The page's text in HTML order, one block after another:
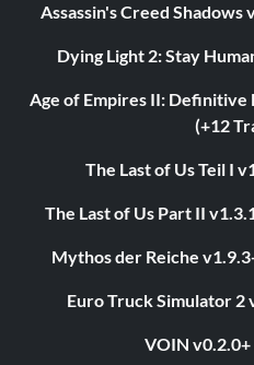
Assassin's Creed
Dying Light 2: Stay
Age of Empires II:
(+12
The Last of Us Teil I
The Last of Us Part II
Mythos der Reiche
Euro Truck Simulator 2
VOIN